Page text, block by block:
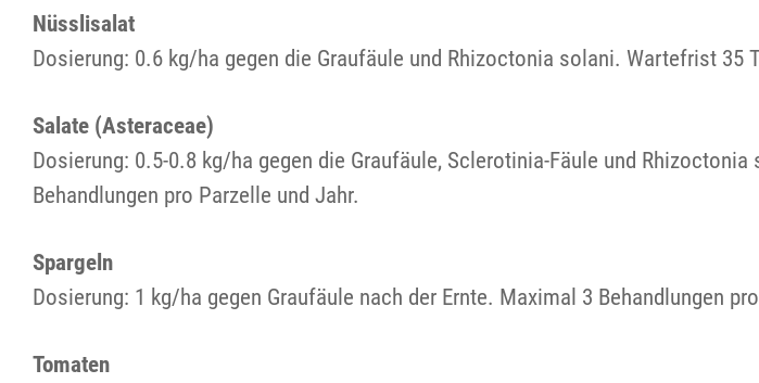
Nüsslisalat
Dosierung: 0.6 kg/ha gegen die Graufäule und Rhizoctonia solani. Wartefrist 35
Salate (Asteraceae)
Dosierung: 0.5-0.8 kg/ha gegen die Graufäule, Sclerotinia-Fäule und
Behandlungen pro Parzelle und Jahr.
Spargeln
Dosierung: 1 kg/ha gegen Graufäule nach der Ernte. Maximal 3 Behandlungen
Tomaten